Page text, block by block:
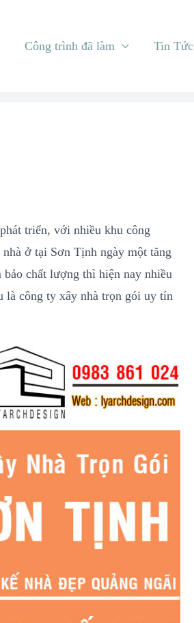
Công trình đã làm Tin Tức
triển, với nhiều khu công
ở tại Sơn Tịnh ngày một tăng
chất lượng thì hiện nay nhiều
là công ty xây nhà trọn gói uy tín